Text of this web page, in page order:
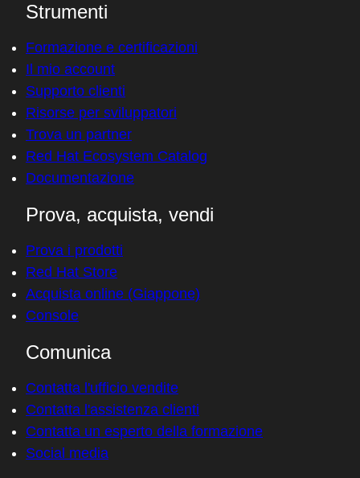
Strumenti
Formazione e certificazioni
Il mio account
Supporto clienti
Risorse per sviluppatori
Trova un partner
Red Hat Ecosystem Catalog
Documentazione
Prova, acquista, vendi
Prova i prodotti
Red Hat Store
Acquista online (Giappone)
Console
Comunica
Contatta l'ufficio vendite
Contatta l'assistenza clienti
Contatta un esperto della formazione
Social media